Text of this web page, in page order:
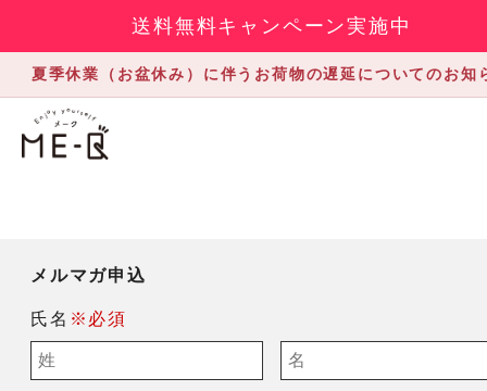
送料無料キャンペーン実施中
夏季休業（お盆休み）に伴うお荷物の遅延についてのお知
メルマガ申込
氏名 ※必須